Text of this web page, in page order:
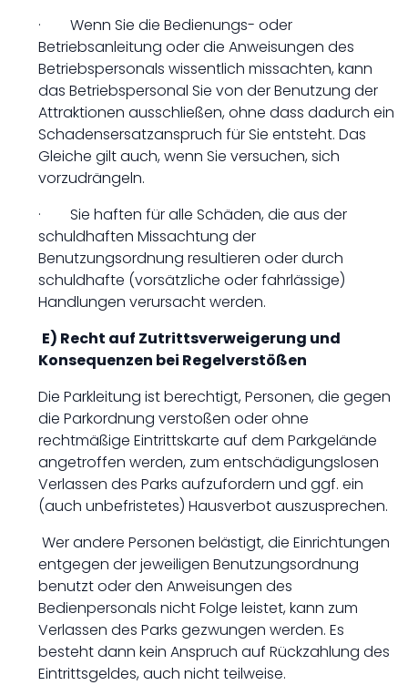
· Wenn Sie die Bedienungs- oder
Betriebsanleitung oder die Anweisungen des
Betriebspersonals wissentlich missachten, kann
das Betriebspersonal Sie von der Benutzung der
Attraktionen ausschließen, ohne dass dadurch ein
Schadensersatzanspruch für Sie entsteht. Das
Gleiche gilt auch, wenn Sie versuchen, sich
vorzudrängeln.
· Sie haften für alle Schäden, die aus der
schuldhaften Missachtung der
Benutzungsordnung resultieren oder durch
schuldhafte (vorsätzliche oder fahrlässige)
Handlungen verursacht werden.
E) Recht auf Zutrittsverweigerung und
Konsequenzen bei Regelverstößen
Die Parkleitung ist berechtigt, Personen, die gegen
die Parkordnung verstoßen oder ohne
rechtmäßige Eintrittskarte auf dem Parkgelände
angetroffen werden, zum entschädigungslosen
Verlassen des Parks aufzufordern und ggf. ein
(auch unbefristetes) Hausverbot auszusprechen.
Wer andere Personen belästigt, die Einrichtungen
entgegen der jeweiligen Benutzungsordnung
benutzt oder den Anweisungen des
Bedienpersonals nicht Folge leistet, kann zum
Verlassen des Parks gezwungen werden. Es
besteht dann kein Anspruch auf Rückzahlung des
Eintrittsgeldes, auch nicht teilweise.